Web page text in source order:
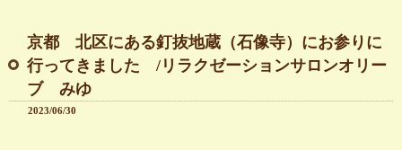
京都 北区にある釘抜地蔵（石像寺）にお参りに
行ってきました /リラクゼーションサロンオリー
ブ みゆ
2023/06/30